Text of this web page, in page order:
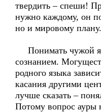
твердить – спеши!
нужно каждому, он
но и мировому плану.
Понимать чужой
сознанием.
родного языка
касания другими
лучше сказать –
Потому вопрос ауры